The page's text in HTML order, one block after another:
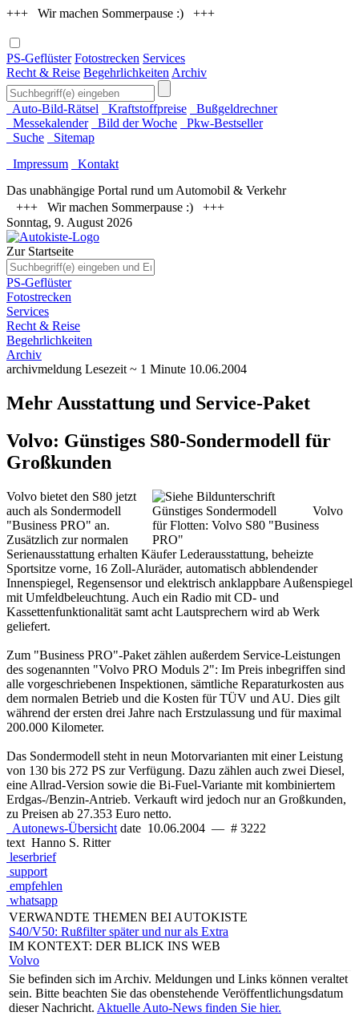
+++ Wir machen Sommerpause :) +++
PS-Geflüster Fotostrecken Services
Recht & Reise Begehrlichkeiten Archiv
Auto-Bild-Rätsel Kraftstoffpreise
Bußgeldrechner
Messekalender
Bild der Woche
Pkw-Bestseller
Suche
Sitemap
Impressum
Kontakt
Das unabhängige Portal rund um Automobil & Verkehr
+++ Wir machen Sommerpause :) +++
Sonntag, 9. August 2026
Zur Startseite
PS-Geflüster
Fotostrecken
Services
Recht & Reise
Begehrlichkeiten
Archiv
archivmeldung Lesezeit ~ 1 Minute 10.06.2004
Mehr Ausstattung und Service-Paket
Volvo: Günstiges S80-Sondermodell für
Großkunden
Günstiges Sondermodell
Volvo
für Flotten: Volvo S80 "Business
PRO"
Volvo bietet den S80 jetzt
auch als Sondermodell
"Business PRO" an.
Zusätzlich zur normalen
Serienausstattung erhalten Käufer Lederausstattung, beheizte
Sportsitze vorne, 16 Zoll-Aluräder, automatisch abblendender
Innenspiegel, Regensensor und elektrisch anklappbare Außenspiegel
mit Umfeldbeleuchtung. Auch ein Radio mit CD- und
Kassettenfunktionalität samt acht Lautsprechern wird ab Werk
geliefert.
Zum "Business PRO"-Paket zählen außerdem Service-Leistungen
des sogenannten "Volvo PRO Moduls 2": Im Preis inbegriffen sind
alle vorgeschriebenen Inspektionen, sämtliche Reparaturkosten aus
dem normalen Betrieb und die Kosten für TÜV und AU. Dies gilt
während der ersten drei Jahre nach Erstzulassung und für maximal
200.000 Kilometer.
Das Sondermodell steht in neun Motorvarianten mit einer Leistung
von 130 bis 272 PS zur Verfügung. Dazu zählen auch zwei Diesel,
eine Allrad-Version sowie die Bi-Fuel-Variante mit kombiniertem
Erdgas-/Benzin-Antrieb. Verkauft wird jedoch nur an Großkunden,
zu Preisen ab 27.353 Euro netto.
Autonews-Übersicht date 10.06.2004 — # 3222
text Hanno S. Ritter
leserbrief
support
empfehlen
whatsapp
VERWANDTE THEMEN BEI AUTOKISTE
S40/V50: Rußfilter später und nur als Extra
IM KONTEXT: DER BLICK INS WEB
Volvo
Sie befinden sich im Archiv. Meldungen und Links können veraltet
sein. Bitte beachten Sie das obenstehende Veröffentlichungsdatum
dieser Nachricht. Aktuelle Auto-News finden Sie hier.